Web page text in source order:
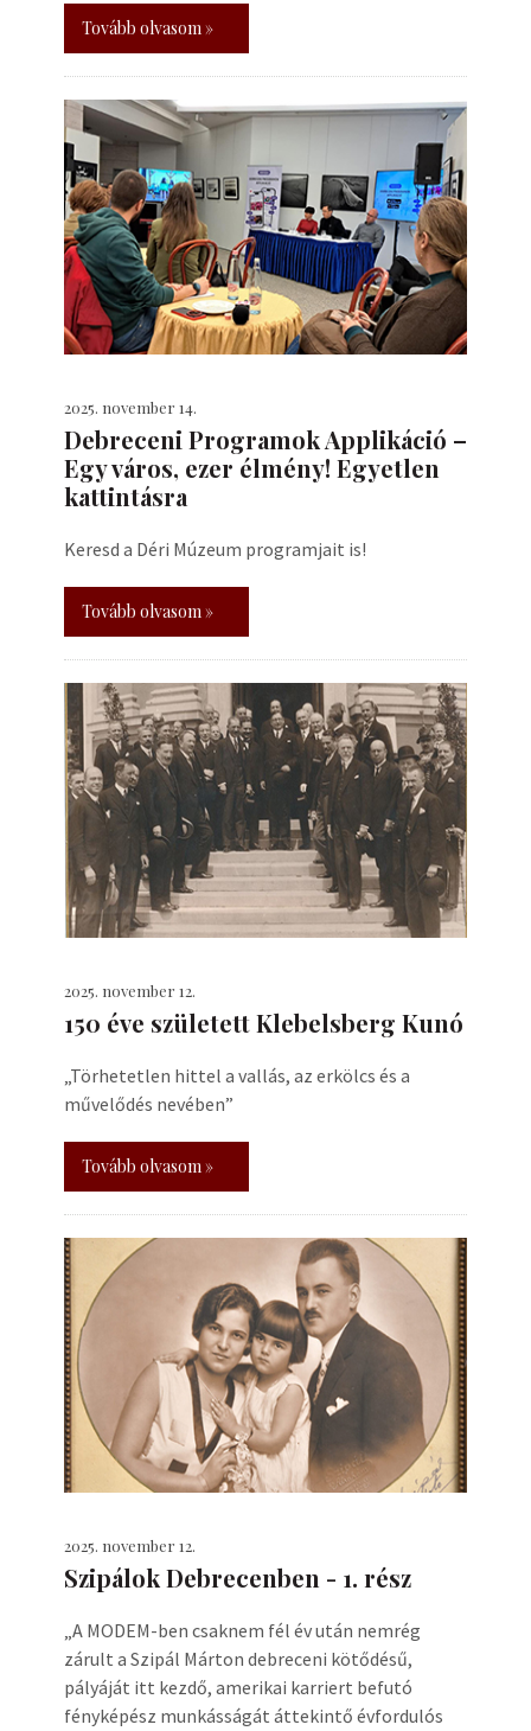
Tovább olvasom »
2025. november 14.
Debreceni Programok Applikáció –
Egy város, ezer élmény! Egyetlen
kattintásra
Keresd a Déri Múzeum programjait is!
Tovább olvasom »
2025. november 12.
150 éve született Klebelsberg Kunó
„Törhetetlen hittel a vallás, az erkölcs és a
művelődés nevében”
Tovább olvasom »
2025. november 12.
Szipálok Debrecenben - 1. rész
„A MODEM-ben csaknem fél év után nemrég
zárult a Szipál Márton debreceni kötődésű,
pályáját itt kezdő, amerikai karriert befutó
fényképész munkásságát áttekintő évfordulós